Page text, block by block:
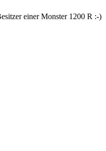
einer Monster 1200 R :-)